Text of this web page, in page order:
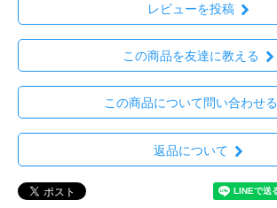
レビューを投稿
この商品を友達に教える
この商品について問い合わせる
返品について